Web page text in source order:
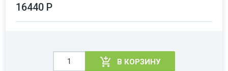
16440 Р
В КОРЗИНУ